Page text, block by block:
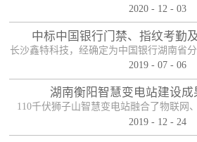
号：0646-204HNGL500）评标工作已经
的中标人。包一采购内容为：1、甲级木质
锁安全门；3、自助银行安全防护门；4
钢）；5、钢化玻璃自动感应门、防砸玻璃
行专用防盗卷帘门（含电
2020 - 12 - 03
中标中国银行门禁、指纹考勤
长沙鑫特科技，经确定为中国银行湖南省
禁、指纹考勤、访客系统采购项目供应
2019 - 07 - 06
湖南衡阳智慧变电站建设成
110千伏狮子山智慧变电站融合了物联网
术，是设备侧电力物联网建设在专业领域
2019 - 12 - 24